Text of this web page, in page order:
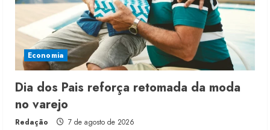
Economia
Dia dos Pais reforça retomada da moda
no varejo
Redação 7 de agosto de 2026